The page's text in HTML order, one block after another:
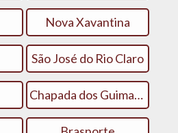
Nova Xavantina
São José do Rio Claro
Chapada dos Guimarães